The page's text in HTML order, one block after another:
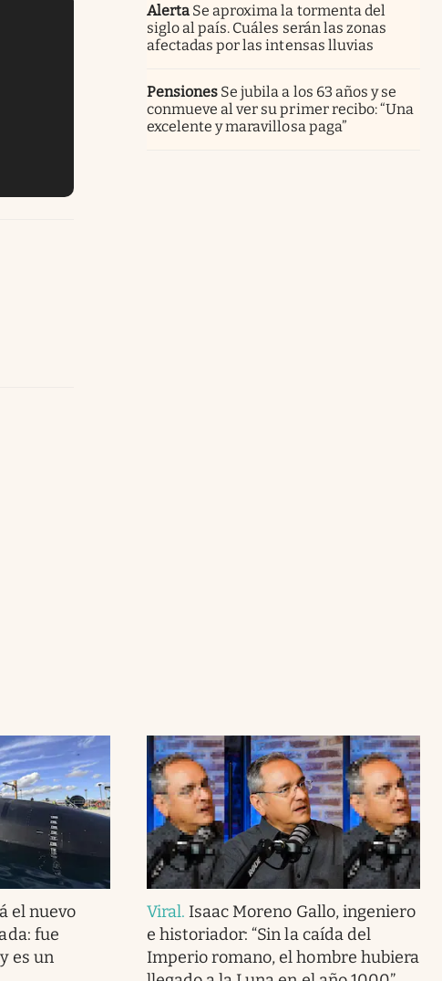
Alerta Se aproxima la tormenta del
siglo al país. Cuáles serán las zonas
afectadas por las intensas lluvias
Pensiones Se jubila a los 63 años y se
conmueve al ver su primer recibo: “Una
excelente y maravillosa paga”
el nuevo
fue
es un
Viral. Isaac Moreno Gallo, ingeniero
e historiador: “Sin la caída del
Imperio romano, el hombre hubiera